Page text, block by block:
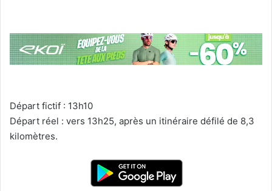
Départ fictif : 13h10
Départ réel : vers 13h25, après un itinéraire défilé de 8,3
kilomètres.